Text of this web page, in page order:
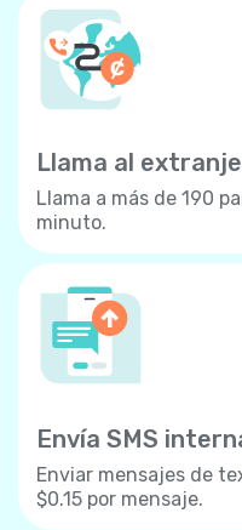
Llama al
Llama a más de 190
minuto.
Envía SMS
Enviar mensajes de
$0.15 por mensaje.